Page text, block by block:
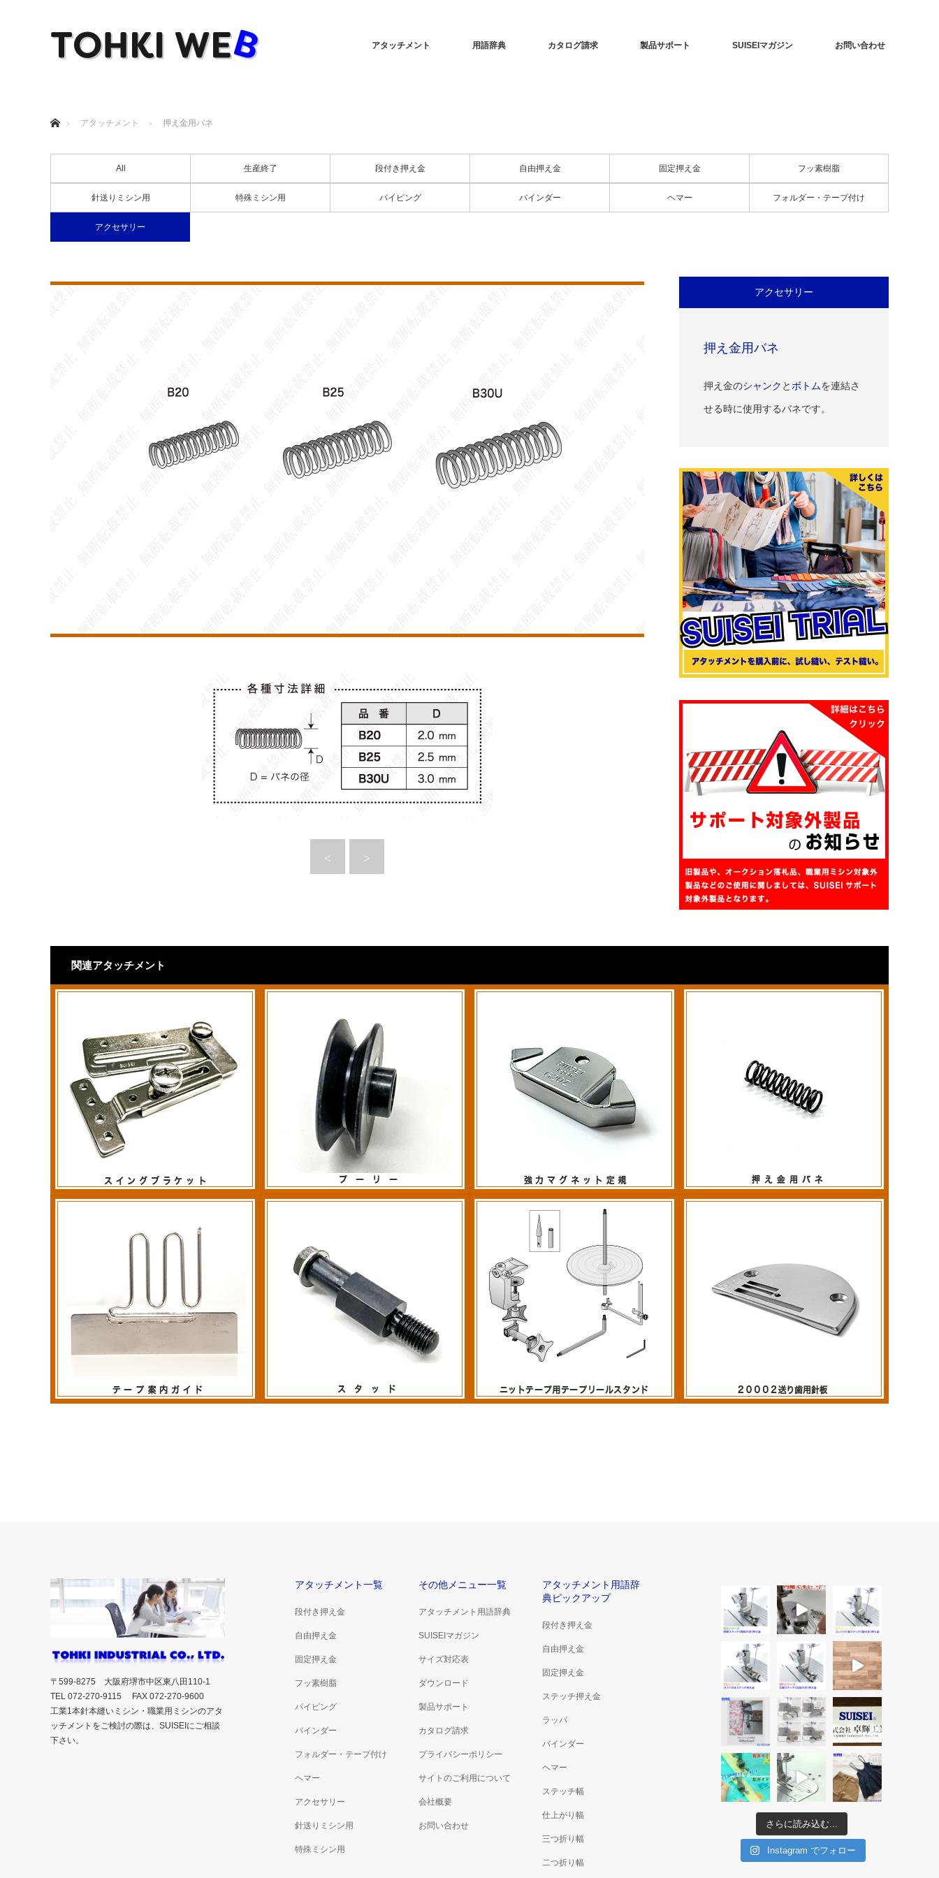
アタッチメント 用語辞典 カタログ請求 製品サポート SUISEIマガジン お問い合わせ
アタッチメント
押え金用バネ
All 生産終了 段付き押え金 自由押え金 固定押え金 フッ素樹脂
針送りミシン用 特殊ミシン用 パイピング バインダー ヘマー フォルダー・テープ付け
アクセサリー
アクセサリー
押え金用バネ
押え金のシャンク と ボトムを連結さ
せる時に使用するバネです。
関連アタッチメント
スイングブラケット プーリー G20Z 強力マグネット定規
アタッチメント一覧
段付き押え金
自由押え金
固定押え金
フッ素樹脂
パイピング
バインダー
フォルダー・テープ付け
ヘマー
アクセサリー
針送りミシン用
特殊ミシン用
その他メニュー一覧
アタッチメント用語辞典
SUISEIマガジン
サイズ対応表
ダウンロード
製品サポート
カタログ請求
プライバシーポリシー
サイトのご利用について
会社概要
お問い合わせ
アタッチメント用語辞
典ピックアップ
段付き押え金
自由押え金
固定押え金
ステッチ押え金
ラッパ
バインダー
ヘマー
ステッチ幅
仕上がり幅
三つ折り幅
二つ折り幅
さらに読み込む...
Instagram でフォロー
〒599-8275 大阪府堺市中区東八田110-1
TEL 072-270-9115 FAX 072-270-9600
工業1本針本縫いミシン・職業用ミシンのアタ
ッチメントをご検討の際は、SUISEIにご相談
下さい。